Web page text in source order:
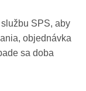
SPS, aby
objednávka
sa doba